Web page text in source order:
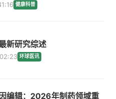
健康科普
新研究综述
环球医讯
编辑：2026年制药领域重